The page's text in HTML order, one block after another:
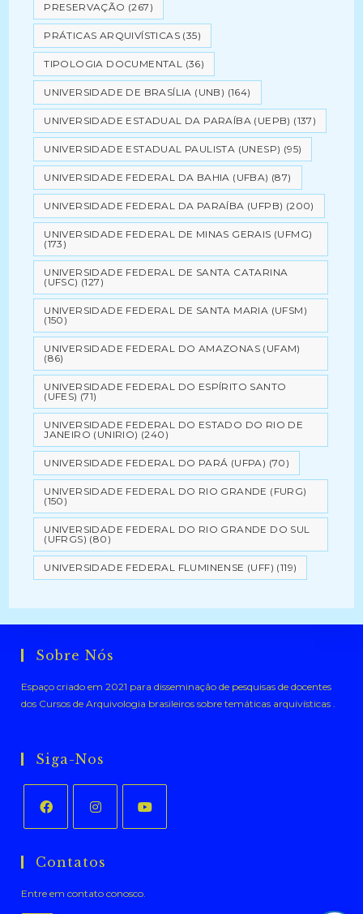
PRESERVAÇÃO (267)
PRÁTICAS ARQUIVÍSTICAS (35)
TIPOLOGIA DOCUMENTAL (36)
UNIVERSIDADE DE BRASÍLIA (UNB) (164)
UNIVERSIDADE ESTADUAL DA PARAÍBA (UEPB) (137)
UNIVERSIDADE ESTADUAL PAULISTA (UNESP) (95)
UNIVERSIDADE FEDERAL DA BAHIA (UFBA) (87)
UNIVERSIDADE FEDERAL DA PARAÍBA (UFPB) (200)
UNIVERSIDADE FEDERAL DE MINAS GERAIS (UFMG)
(173)
UNIVERSIDADE FEDERAL DE SANTA CATARINA
(UFSC) (127)
UNIVERSIDADE FEDERAL DE SANTA MARIA (UFSM)
(150)
UNIVERSIDADE FEDERAL DO AMAZONAS (UFAM)
(86)
UNIVERSIDADE FEDERAL DO ESPÍRITO SANTO
(UFES) (71)
UNIVERSIDADE FEDERAL DO ESTADO DO RIO DE
JANEIRO (UNIRIO) (240)
UNIVERSIDADE FEDERAL DO PARÁ (UFPA) (70)
UNIVERSIDADE FEDERAL DO RIO GRANDE (FURG)
(150)
UNIVERSIDADE FEDERAL DO RIO GRANDE DO SUL
(UFRGS) (80)
UNIVERSIDADE FEDERAL FLUMINENSE (UFF) (119)
Sobre Nós
Espaço criado em 2021 para disseminação de pesquisas de docentes
dos Cursos de Arquivologia brasileiros sobre temáticas arquivísticas .
Siga-Nos
em
nova
em
nova
nova
Contatos
Entre em contato conosco.